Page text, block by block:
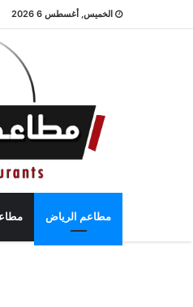
الخميس, أغسطس 6 2026
مطاعم الرياض